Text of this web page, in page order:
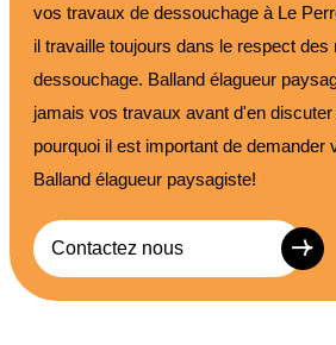
vos travaux de dessouchage à Le
il travaille toujours dans le respect des
dessouchage. Balland élagueur
jamais vos travaux avant d'en
pourquoi il est important de demander
Balland élagueur paysagiste!
Contactez nous